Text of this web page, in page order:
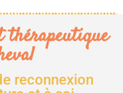
thérapeutique
reconnexion